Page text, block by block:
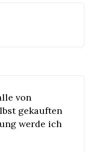
von
gekauften
werde ich